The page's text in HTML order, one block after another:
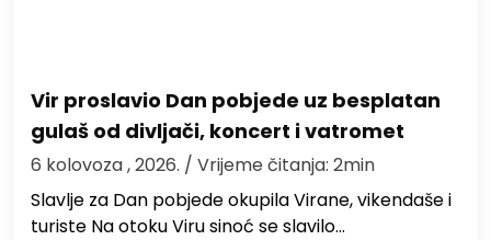
Vir proslavio Dan pobjede uz besplatan
gulaš od divljači, koncert i vatromet
6 kolovoza , 2026. / Vrijeme čitanja: 2min
Slavlje za Dan pobjede okupila Virane, vikendaše i
turiste Na otoku Viru sinoć se slavilo…